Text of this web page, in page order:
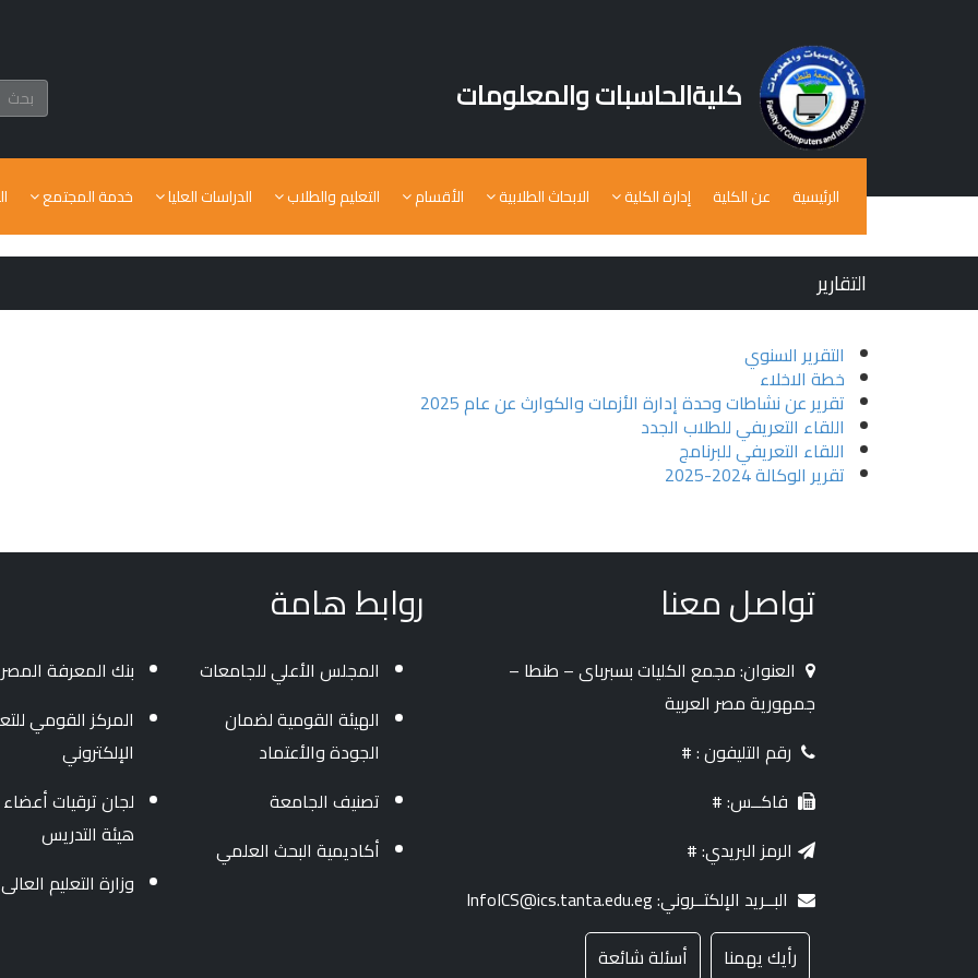
كليةالحاسبات والمعلومات
الرئيسية عن الكلية إدارة الكلية الابحاث الطلابية الأقسام التعليم والطلاب الدراسات العليا خدمة المجتمع
التقارير
التقرير السنوي
خطة الاخلاء
تقرير عن نشاطات وحدة إدارة الأزمات والكوارث عن عام 2025
اللقاء التعريفي للطلاب الجدد
اللقاء التعريفي للبرنامج
تقرير الوكالة 2024-2025
تواصل معنا
العنوان: مجمع الكليات بسبرباى – طنطا –
جمهورية مصر العربية
رقم التليفون : #
فاكــس: #
الرمز البريدي: #
البــريد الإلكتــروني: InfoICS@ics.tanta.edu.eg
رأيك يهمنا
أسئلة شائعة
روابط هامة
المجلس الأعلي للجامعات
الهيئة القومية لضمان
الجودة والأعتماد
تصنيف الجامعة
أكاديمية البحث العلمي
بنك المعرفة
المركز القومي
الإلكتروني
لجان ترقيات أعضاء
هيئة التدريس
وزارة التعليم العالى